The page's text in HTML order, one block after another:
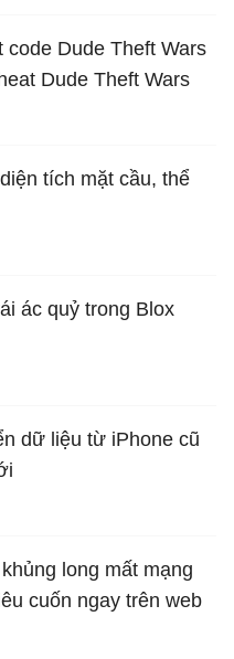
code Dude Theft Wars
Dude Theft Wars
tích mặt cầu, thể
ác quỷ trong Blox
dữ liệu từ iPhone cũ
long mất mạng
cuốn ngay trên web